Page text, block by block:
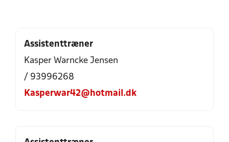
Assistenttræner
Kasper Warncke Jensen
/ 93996268
Kasperwar42@hotmail.dk